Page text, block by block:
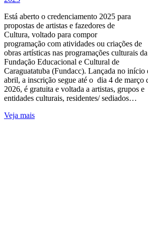
Está aberto o credenciamento 2025 para
propostas de artistas e fazedores de
Cultura, voltado para compor
programação com atividades ou criações de
obras artísticas nas programações culturais da
Fundação Educacional e Cultural de
Caraguatatuba (Fundacc). Lançada no início
abril, a inscrição segue até o dia 4 de março
2026, é gratuita e voltada a artistas, grupos e
entidades culturais, residentes/ sediados…
Veja mais